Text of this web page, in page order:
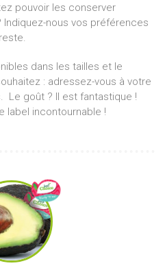
pouvoir les conserver
Indiquez-nous vos préférences
dans les tailles et le
: adressez-vous à votre
Le goût ? Il est fantastique !
label incontournable !